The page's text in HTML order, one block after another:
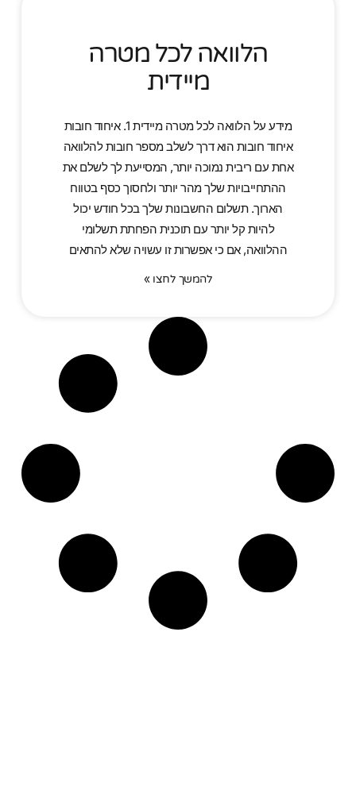
הלוואה לכל מטרה
מיידית
מידע על הלוואה לכל מטרה מיידית 1. איחוד חובות
איחוד חובות הוא דרך לשלב מספר חובות להלוואה
אחת עם ריבית נמוכה יותר, המסייעת לך לשלם את
ההתחייבויות שלך מהר יותר ולחסוך כסף בטווח
הארוך. תשלום החשבונות שלך בכל חודש יכול
להיות קל יותר עם תוכנית הפחתת תשלומי
ההלוואה, אם כי אפשרות זו עשויה שלא להתאים
להמשך לחצו »